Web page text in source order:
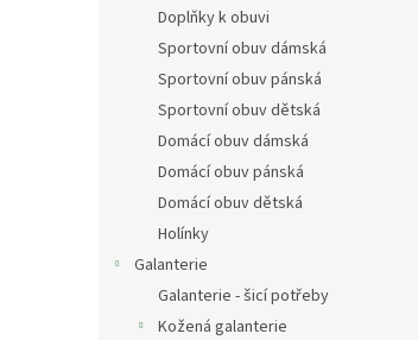
Doplňky k obuvi
Sportovní obuv dámská
Sportovní obuv pánská
Sportovní obuv dětská
Domácí obuv dámská
Domácí obuv pánská
Domácí obuv dětská
Holínky
Galanterie
Galanterie - šicí potřeby
Kožená galanterie